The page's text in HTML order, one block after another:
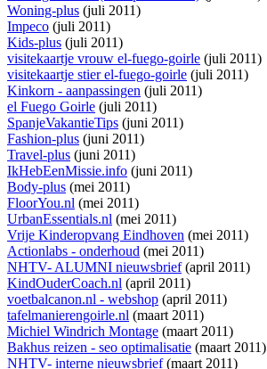
Woning-plus (juli 2011)
Impeco (juli 2011)
Kids-plus (juli 2011)
visitekaartje vrouw el-fuego-goirle (juli 2011)
visitekaartje stier el-fuego-goirle (juli 2011)
Kinkorn - aanpassingen (juli 2011)
el Fuego Goirle (juli 2011)
SpanjeVakantieTips (juni 2011)
Fashion-plus (juni 2011)
Travel-plus (juni 2011)
IkHebEenMissie.info (juni 2011)
Body-plus (mei 2011)
FloorYou.nl (mei 2011)
UrbanEssentials.nl (mei 2011)
Vrije Kinderopvang Eindhoven (mei 2011)
Actionlabs - onderhoud (mei 2011)
NHTV- ALUMNI nieuwsbrief(april 2011)
KindOuderCoach.nl (april 2011)
voetbalcanon.nl - webshop (april 2011)
tafelmanierengoirle.nl (maart 2011)
Michiel Windrich Montage (maart 2011)
Bakhus reizen - seo optimalisatie (maart 2011)
NHTV- interne nieuwsbrief(maart 2011)